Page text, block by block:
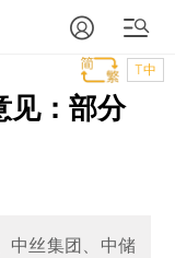
T中
见：部分
中丝集团、中储